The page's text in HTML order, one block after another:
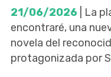
21/06/2026 | La
encontraré, una
novela del
protagonizada por